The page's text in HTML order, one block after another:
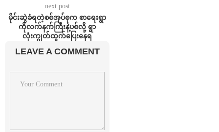
next post
မိုင်းဆွဲခံရတဲ့စစ်အုပ်စုက စာရေးရွာ
ကိုလက်နက်ကြီးနဲ့ပစ်လို့ ရွာ
လုံးကျွတ်ထွက်ပြေးနေရ
LEAVE A COMMENT